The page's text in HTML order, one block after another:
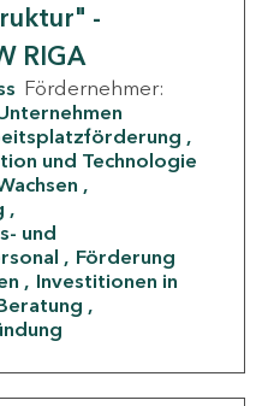
-
RIGA
Fördernehmer:
und Technologie
und
Förderung
Investitionen in